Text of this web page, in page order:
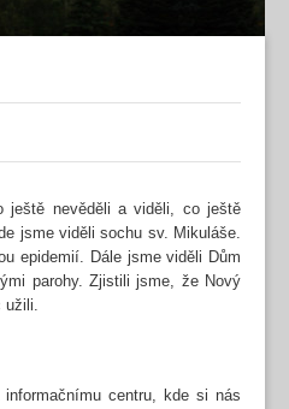
ještě nevěděli a viděli, co ještě
jsme viděli sochu sv. Mikuláše.
epidemií. Dále jsme viděli Dům
parohy. Zjistili jsme, že Nový
užili.
centru, kde si nás